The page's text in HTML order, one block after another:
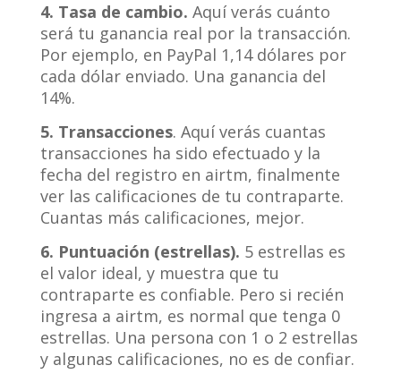
4. Tasa de cambio. Aquí verás cuánto
será tu ganancia real por la transacción.
Por ejemplo, en PayPal 1,14 dólares por
cada dólar enviado. Una ganancia del
14%.
5. Transacciones. Aquí verás cuantas
transacciones ha sido efectuado y la
fecha del registro en airtm, finalmente
ver las calificaciones de tu contraparte.
Cuantas más calificaciones, mejor.
6. Puntuación (estrellas). 5 estrellas es
el valor ideal, y muestra que tu
contraparte es confiable. Pero si recién
ingresa a airtm, es normal que tenga 0
estrellas. Una persona con 1 o 2 estrellas
y algunas calificaciones, no es de confiar.